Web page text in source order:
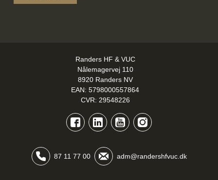
Randers HF & VUC
Nålemagervej 110
8920 Randers NV
EAN: 5798000557864
CVR: 29548226
FacebookLinkedInYouTubeInstagram
87 11 77 00 adm@randershfvuc.dk